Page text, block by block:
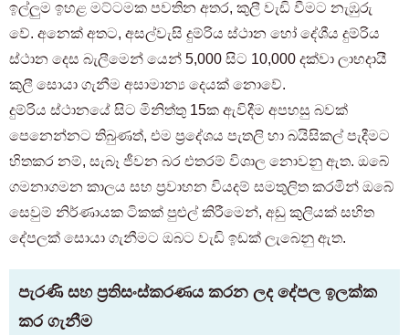
ඉල්ලුම ඉහළ මට්ටමක පවතින අතර, කුලී වැඩි වීමට නැඹුරු
වේ. අනෙක් අතට, අසල්වැසි දුම්රිය ස්ථාන හෝ දේශීය දුම්රිය
ස්ථාන දෙස බැලීමෙන් යෙන් 5,000 සිට 10,000 දක්වා ලාභදායී
කුලී සොයා ගැනීම අසාමාන්‍ය දෙයක් නොවේ.
දුම්රිය ස්ථානයේ සිට මිනිත්තු 15ක ඇවිදීම අපහසු බවක්
පෙනෙන්නට තිබුණත්, එම ප්‍රදේශය පැතලි හා බයිසිකල් පැදීමට
හිතකර නම්, සැබෑ ජීවන බර එතරම් විශාල නොවනු ඇත. ඔබේ
ගමනාගමන කාලය සහ ප්‍රවාහන වියදම් සමතුලිත කරමින් ඔබේ
සෙවුම් නිර්ණායක ටිකක් පුළුල් කිරීමෙන්, අඩු කුලියක් සහිත
දේපලක් සොයා ගැනීමට ඔබට වැඩි ඉඩක් ලැබෙනු ඇත.
පැරණි සහ ප්‍රතිසංස්කරණය කරන ලද දේපල ඉලක්ක
කර ගැනීම